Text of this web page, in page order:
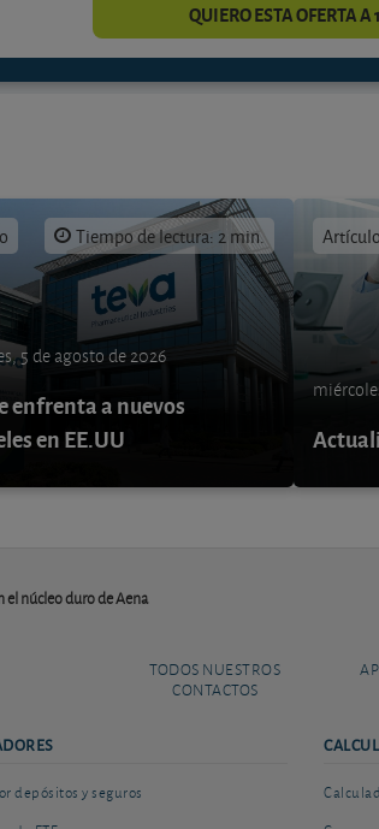
QUIERO ESTA OFERTA A
Tiempo de lectura: 2 min.
5 de agosto de 2026
enfrenta a nuevos
en EE.UU
Artículo
el núcleo duro de Aena
TODOS NUESTROS
CONTACTOS
depósitos y seguros